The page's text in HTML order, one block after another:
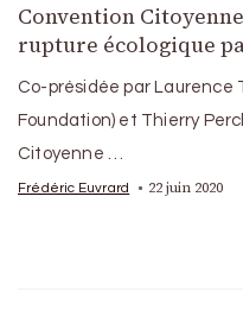
Convention
rupture écologique
Co-présidée par Laurence
Foundation) et Thierry
Citoyenne …
Frédéric Euvrard 22 juin 2020